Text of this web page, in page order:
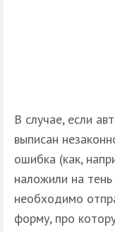
В случае, если
выписан
ошибка (как,
наложили на
необходимо
форму, про